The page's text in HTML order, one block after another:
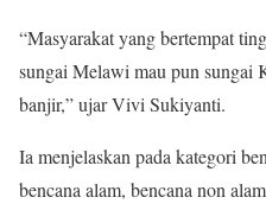
“Masyarakat yang bertempat
sungai Melawi mau pun sungai
banjir,” ujar Vivi Sukiyanti.
Ia menjelaskan pada kategori
bencana alam, bencana non